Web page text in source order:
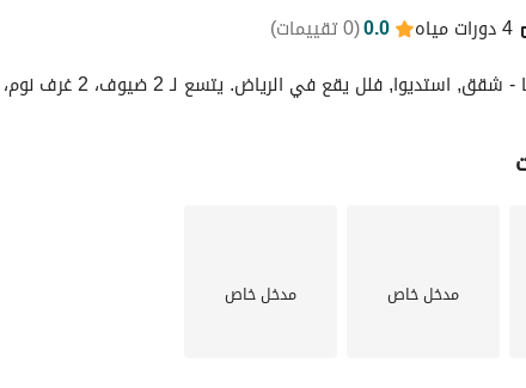
4 دورات مياه 0.0
(0 تقييمات )
فلل يقع في الرياض. يتسع لـ 2 ضيوف، 2 غرف نوم، 4 حمامات.
مدخل خاص مدخل خاص